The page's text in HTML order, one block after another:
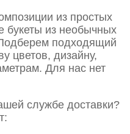
из простых
букеты из необычных
подходящий
цветов, дизайну,
Для нас нет
службе доставки?